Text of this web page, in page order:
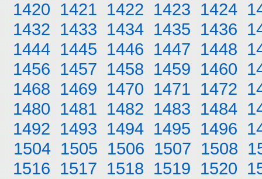
1420 1421 1422 1423 1424
1432 1433 1434 1435 1436
1444 1445 1446 1447 1448
1456 1457 1458 1459 1460
1468 1469 1470 1471 1472
1480 1481 1482 1483 1484
1492 1493 1494 1495 1496
1504 1505 1506 1507 1508
1516 1517 1518 1519 1520